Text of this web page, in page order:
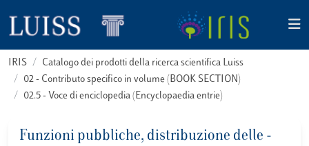
IRIS
Catalogo dei prodotti della ricerca scientifica Luiss
02 - Contributo specifico in volume (BOOK SECTION)
02.5 - Voce di enciclopedia (Encyclopaedia entrie)
Funzioni pubbliche, distribuzione delle -